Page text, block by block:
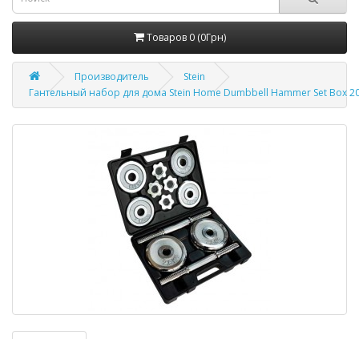
Товаров 0 (0Грн)
Производитель
Stein
Гантельный набор для дома Stein Home Dumbbell Hammer Set Box